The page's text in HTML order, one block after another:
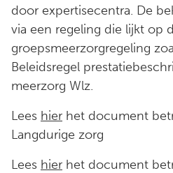
door expertisecentra. De
via een regeling die lijkt op
groepsmeerzorgregeling
Beleidsregel
meerzorg Wlz.
Lees hier het document
Langdurige zorg
Lees hier het document